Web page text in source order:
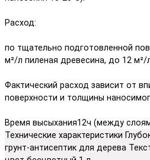
Расход:
по тщательно подготовленной
м²/л пиленая древесина, до 12 м²/
Фактический расход зависит от
поверхности и толщины
Время высыхания12ч (между
Технические характеристики
грунт-антисептик для дерева